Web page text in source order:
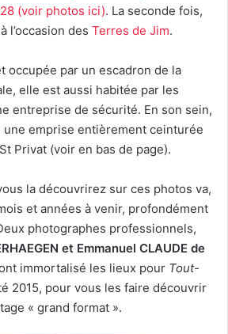
(voir photos ici). La seconde fois,
l’occasion des Terres de Jim.
occupée par un escadron de la
elle est aussi habitée par les
entreprise de sécurité. En son sein,
une emprise entièrement ceinturée
Privat (voir en bas de page).
la découvrirez sur ces photos va,
et années à venir, profondément
photographes professionnels,
et Emmanuel CLAUDE de
immortalisé les lieux pour Tout-
2015, pour vous les faire découvrir
« grand format ».